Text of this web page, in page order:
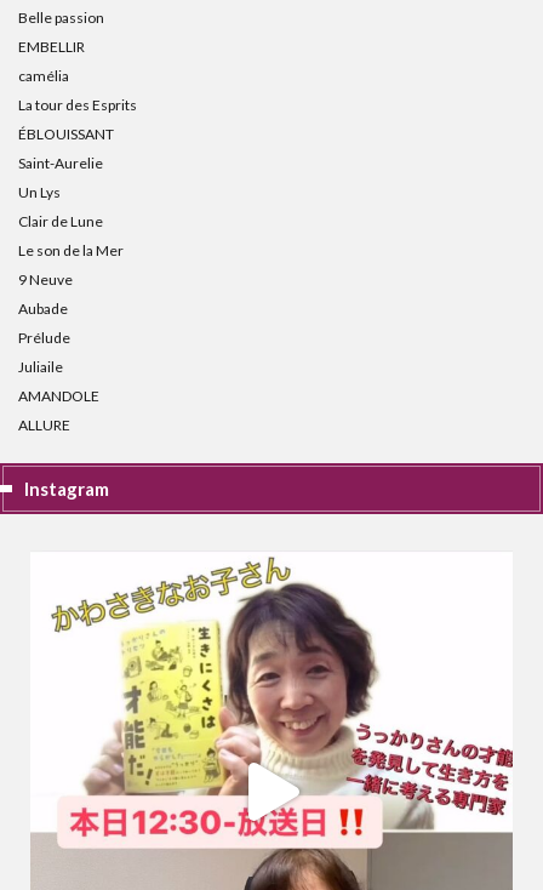
Belle passion
EMBELLIR
camélia
La tour des Esprits
ÉBLOUISSANT
Saint-Aurelie
Un Lys
Clair de Lune
Le son de la Mer
9 Neuve
Aubade
Prélude
Juliaile
AMANDOLE
ALLURE
Instagram